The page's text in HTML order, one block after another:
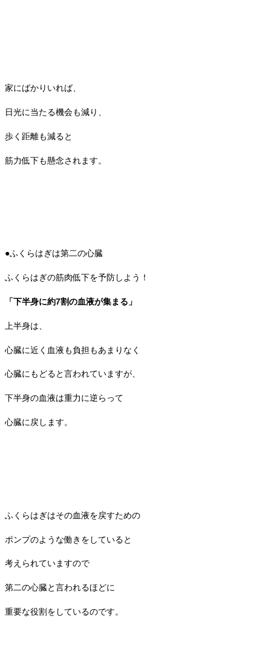
家にばかりいれば、
日光に当たる機会も減り、
歩く距離も減ると
筋力低下も懸念されます。
●ふくらはぎは第二の心臓
ふくらはぎの筋肉低下を予防しよう！
「下半身に約7割の血液が集まる」
上半身は、
心臓に近く血液も負担もあまりなく
心臓にもどると言われていますが、
下半身の血液は重力に逆らって
心臓に戻します。
ふくらはぎはその血液を戻すための
ポンプのような働きをしていると
考えられていますので
第二の心臓と言われるほどに
重要な役割をしているのです。